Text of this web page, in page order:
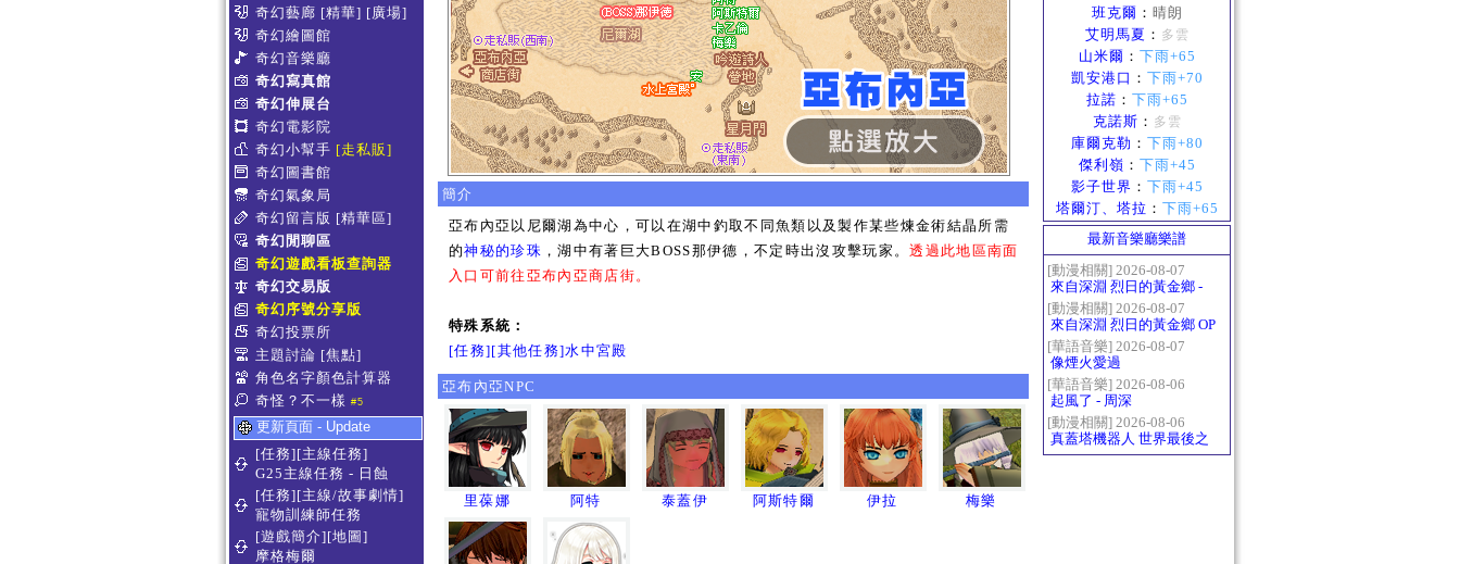
奇幻藝廊 [精華] [廣場]
奇幻繪圖館
奇幻音樂廳
奇幻寫真館
奇幻伸展台
奇幻電影院
奇幻小幫手 [走私販]
奇幻圖書館
奇幻氣象局
奇幻留言版 [精華區]
奇幻閒聊區
奇幻遊戲看板查詢器
奇幻交易版
奇幻序號分享版
奇幻投票所
主題討論 [焦點]
角色名字顏色計算器
奇怪？不一樣 #5
更新頁面 - Update
[任務][主線任務]
G25主線任務 - 日蝕
[任務][主線/故事劇情]
寵物訓練師任務
[遊戲簡介][地圖]
摩格梅爾
簡介
亞布內亞以尼爾湖為中心，可以在湖中釣取不同魚類以及製作某些煉金術結晶所需
的神秘的珍珠 ，湖中有著巨大BOSS那伊德，不定時出沒攻擊玩家。透過此地區南面
入口可前往亞布內亞商店街。
特殊系統：
[任務][其他任務]水中宮殿
亞布內亞NPC
里葆娜 阿特 泰蓋伊 阿斯特爾 伊拉 梅樂
班克爾 ： 晴朗
艾明馬夏 ： 多雲
山米爾 ： 下雨+65
凱安港口 ： 下雨+70
拉諾 ： 下雨+65
克諾斯 ： 多雲
庫爾克勒 ： 下雨+80
傑利嶺 ： 下雨+45
影子世界 ： 下雨+45
塔爾汀、塔拉 ： 下雨+65
最新音樂廳樂譜
[動漫相關] 2026-08-07
來自深淵 烈日的黃金鄉 -
Gravity
[動漫相關] 2026-08-07
來自深淵 烈日的黃金鄉 OP
- かたち(Katachi)
[華語音樂] 2026-08-07
像煙火愛過
[華語音樂] 2026-08-06
起風了 - 周深
[動漫相關] 2026-08-06
真蓋塔機器人 世界最後之
日OP2 HEATS